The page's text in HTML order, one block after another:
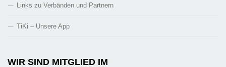
Links zu Verbänden und Partnern
TiKi – Unsere App
WIR SIND MITGLIED IM